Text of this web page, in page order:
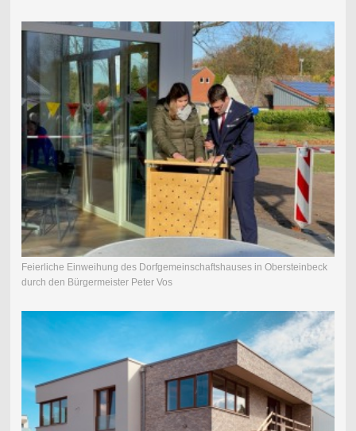
Feierliche Einweihung des Dorfgemeinschaftshauses in Obersteinbeck
durch den Bürgermeister Peter Vos